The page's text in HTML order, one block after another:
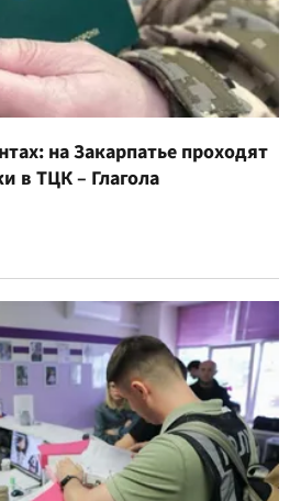
на Закарпатье проходят
в ТЦК – Глагола